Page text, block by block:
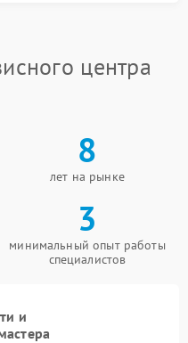
центра
8
лет на рынке
3
минимальный опыт работы
специалистов
и